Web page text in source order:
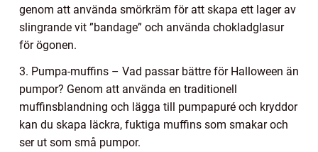
genom att använda smörkräm för att skapa ett lager av
slingrande vit ”bandage” och använda chokladglasur
för ögonen.
3. Pumpa-muffins – Vad passar bättre för Halloween än
pumpor? Genom att använda en traditionell
muffinsblandning och lägga till pumpapuré och kryddor
kan du skapa läckra, fuktiga muffins som smakar och
ser ut som små pumpor.